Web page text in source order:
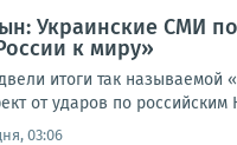
Украинские СМИ
к миру»
итоги так называемой
от ударов по российским
03:06